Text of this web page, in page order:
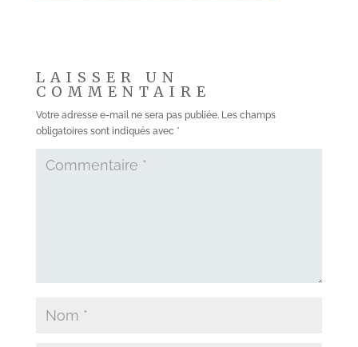
LAISSER UN
COMMENTAIRE
Votre adresse e-mail ne sera pas publiée. Les champs
obligatoires sont indiqués avec *